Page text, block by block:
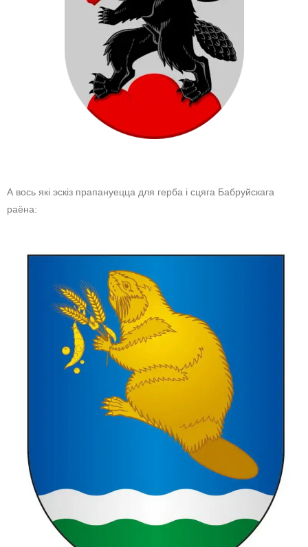
А вось які эскіз прапануецца для герба і сцяга Бабруйскага
раёна: